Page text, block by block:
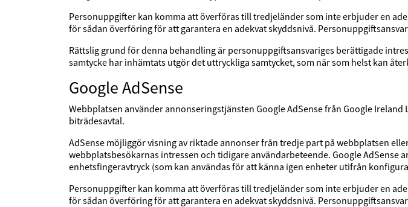
Personuppgifter kan komma att överföras till tredjeländer som inte erbjuder en
för sådan överföring för att garantera en adekvat skyddsnivå.
Rättslig grund för denna behandling är personuppgiftsansvariges berättigade
samtycke har inhämtats utgör det uttryckliga samtycket, som när som helst kan
Google AdSense
Webbplatsen använder annonseringstjänsten Google AdSense från Google
biträdesavtal.
AdSense möjliggör visning av riktade annonser från tredje part på webbplatsen
webbplatsbesökarnas intressen och tidigare användarbeteende. Google AdSense
enhetsfingeravtryck (som kan användas för att känna igen enheter utifrån
Personuppgifter kan komma att överföras till tredjeländer som inte erbjuder en
för sådan överföring för att garantera en adekvat skyddsnivå.